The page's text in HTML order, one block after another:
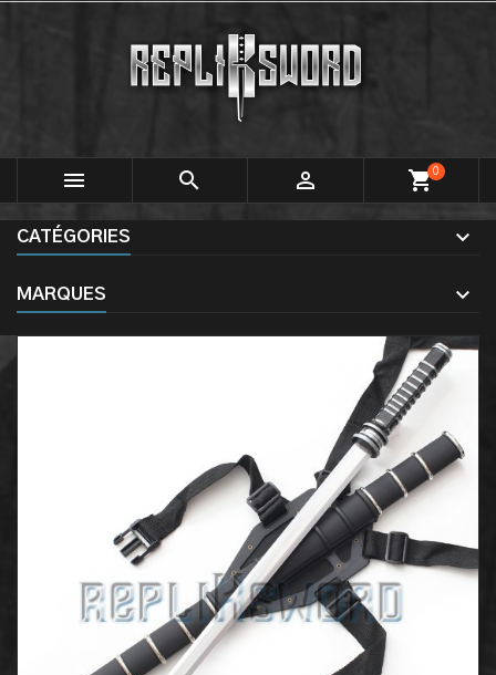
   shopping_cart0
CATÉGORIES
MARQUES